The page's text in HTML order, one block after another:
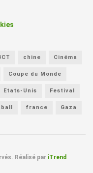
chine Cinéma
Coupe du Monde
Etats-Unis Festival
france Gaza
Réalisé par iTrend